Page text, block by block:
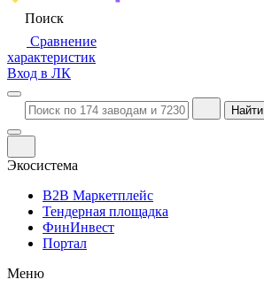
Поиск
Сравнение
характеристик
Вход в ЛК
Найти
Экосистема
B2B Маркетплейс
Тендерная площадка
ФинИнвест
Портал
Меню